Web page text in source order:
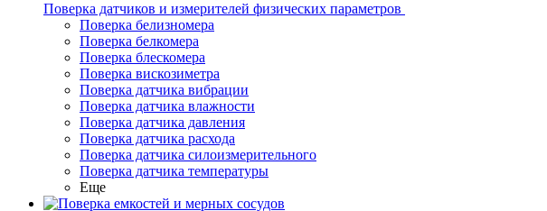
Поверка датчиков и измерителей физических параметров
Поверка белизномера
Поверка белкомера
Поверка блескомера
Поверка вискозиметра
Поверка датчика вибрации
Поверка датчика влажности
Поверка датчика давления
Поверка датчика расхода
Поверка датчика силоизмерительного
Поверка датчика температуры
Еще